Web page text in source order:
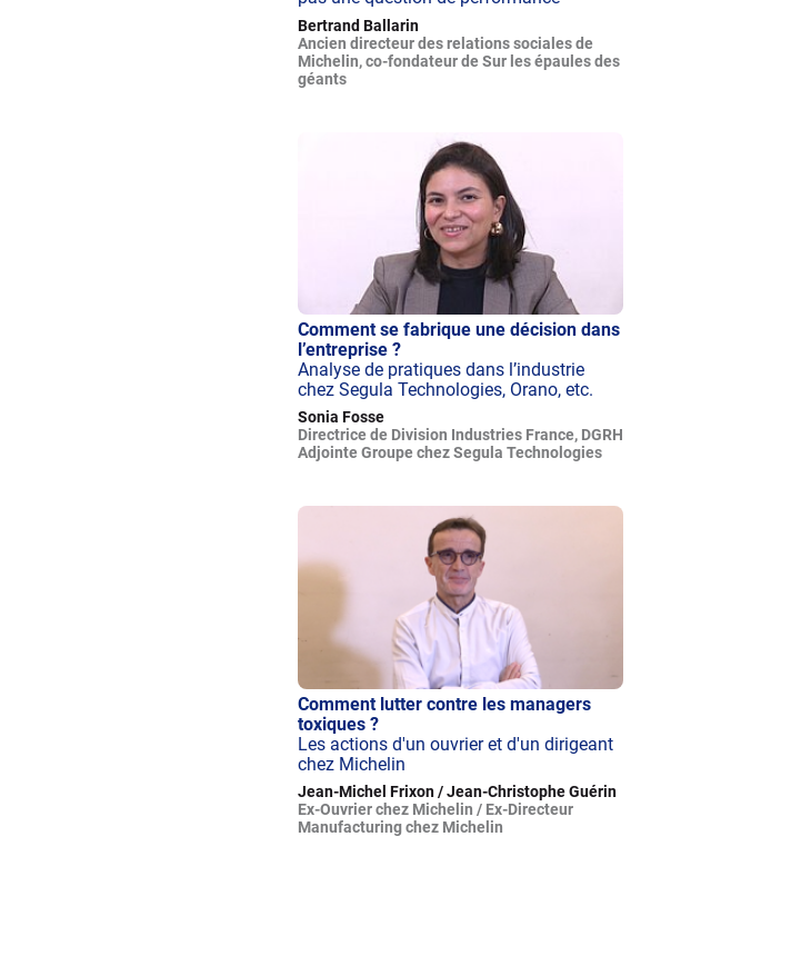
Bertrand Ballarin
Ancien directeur des relations sociales de
Michelin, co-fondateur de Sur les épaules des
géants
Comment se fabrique une décision dans
l’entreprise ?
Analyse de pratiques dans l’industrie
chez Segula Technologies, Orano, etc.
Sonia Fosse
Directrice de Division Industries France, DGRH
Adjointe Groupe chez Segula Technologies
Comment lutter contre les managers
toxiques ?
Les actions d'un ouvrier et d'un dirigeant
chez Michelin
Jean-Michel Frixon / Jean-Christophe Guérin
Ex-Ouvrier chez Michelin / Ex-Directeur
Manufacturing chez Michelin